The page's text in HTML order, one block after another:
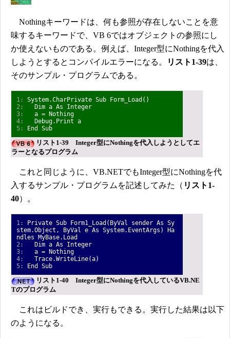
Nothingキーワードは、何も参照が存在しないことを意
味するキーワードで、VB 6ではオブジェクトの参照にし
か使えないものである。例えば、Integer型にNothingを代入
しようとするとコンパイルエラーになる。
リスト1-39は、
そのサンプル・プログラムである。
1: System.CharPrivate Sub Form_Load()
2:
Dim a As Integer
3:
a = Nothing
4:
Debug.Print a
5:
End Sub
リスト1-39 Integer型にNothingを代入しようとしてエ
ラーとなるプログラム
これと同じように、VB.NETでもInteger型にNothingを代
入するサンプル・プログラムを記述してみた（ リスト1-
40）。
1:
Private Sub Form1_Load(ByVal sender As Sy
stem.Object, ByVal e As System.EventArgs) Ha
ndles MyBase.Load
2:
Dim a As Integer
3:
a = Nothing
4:
Trace.WriteLine(a)
5:
End Sub
リスト1-40 Integer型にNothingを代入しているVB.NE
Tのプログラム
これはビルドでき、実行もできる。実行した結果は以下
のようになる。